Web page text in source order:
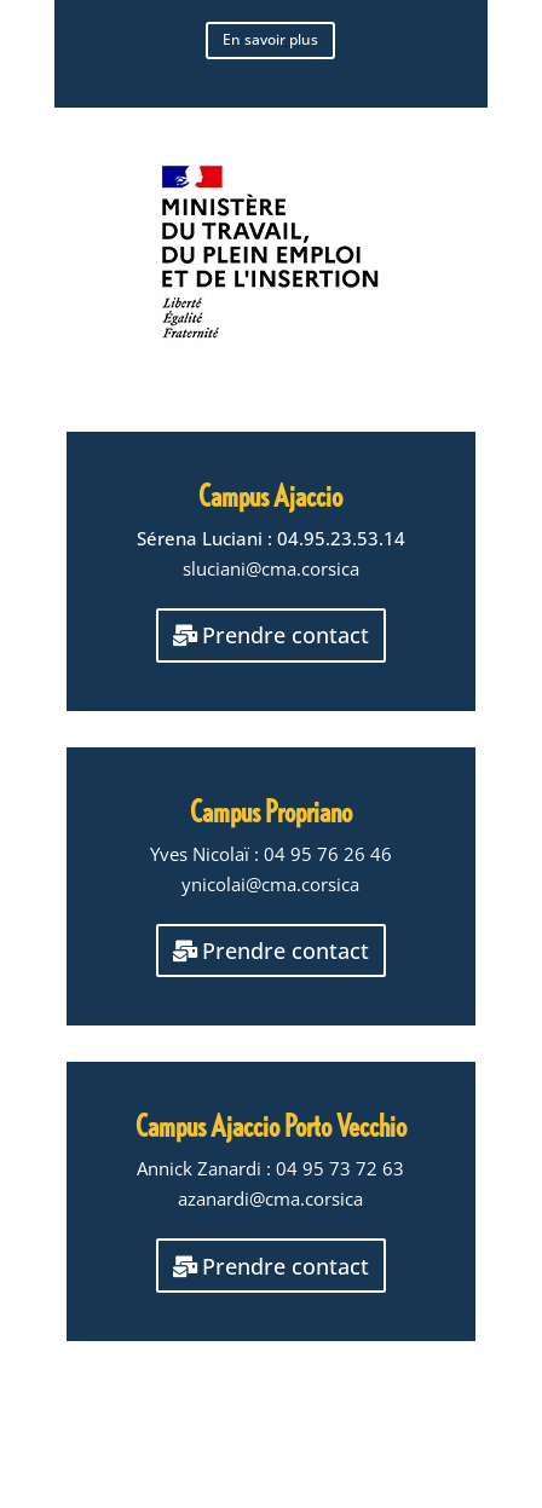
En savoir plus
Campus Ajaccio
Sérena Luciani : 04.95.23.53.14
sluciani@cma.corsica
Prendre contact
Campus Propriano
Yves Nicolaï : 04 95 76 26 46
ynicolai@cma.corsica
Prendre contact
Campus Ajaccio Porto Vecchio
Annick Zanardi : 04 95 73 72 63
azanardi@cma.corsica
Prendre contact